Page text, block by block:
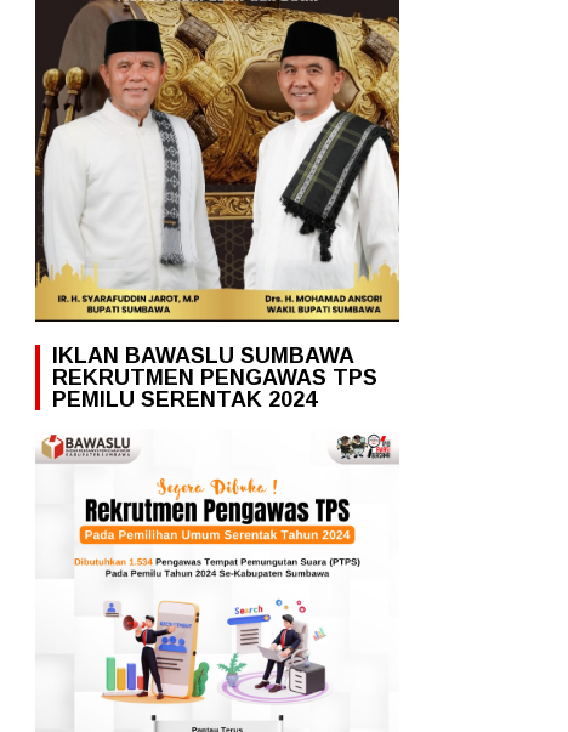
IKLAN BAWASLU SUMBAWA
REKRUTMEN PENGAWAS TPS
PEMILU SERENTAK 2024